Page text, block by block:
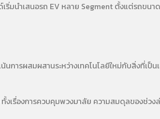
มนำเสนอรถ EV หลาย Segment ตั้งแต่รถขนา
ารผสมผสานระหว่างเทคโนโลยีใหม่กับสิ่งที่เป็
งเรื่องการควบคุมพวงมาลัย ความสมดุลของช่วง